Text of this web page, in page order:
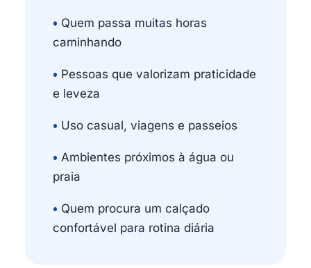
• Quem passa muitas horas
caminhando
• Pessoas que valorizam praticidade
e leveza
• Uso casual, viagens e passeios
• Ambientes próximos à água ou
praia
• Quem procura um calçado
confortável para rotina diária